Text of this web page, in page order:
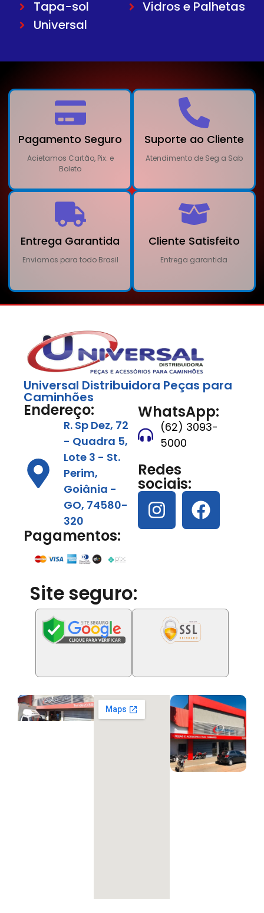
Tapa-sol
Universal
Vidros e Palhetas
Pagamento Seguro
Acietamos Cartão, Pix. e
Boleto
Suporte ao Cliente
Atendimento de Seg a Sab
Entrega Garantida
Enviamos para todo Brasil
Cliente Satisfeito
Entrega garantida
Universal Distribuidora Peças para
Caminhões
Endereço:
R. Sp Dez, 72
- Quadra 5,
Lote 3 - St.
Perim,
Goiânia -
GO, 74580-
320
Pagamentos:
WhatsApp:
(62) 3093-
5000
Redes
sociais:
Site seguro: